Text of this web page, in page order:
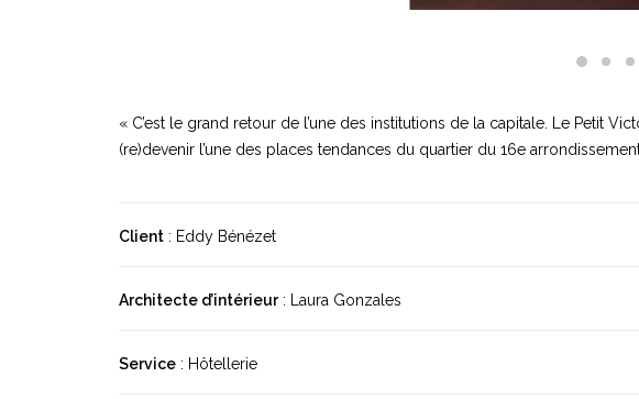
« C’est le grand retour de l’une des institutions de la capitale. Le Petit
(re)devenir l’une des places tendances du quartier du 16e
Client : Eddy Bénézet
Architecte d’intérieur: Laura Gonzales
Service : Hôtellerie